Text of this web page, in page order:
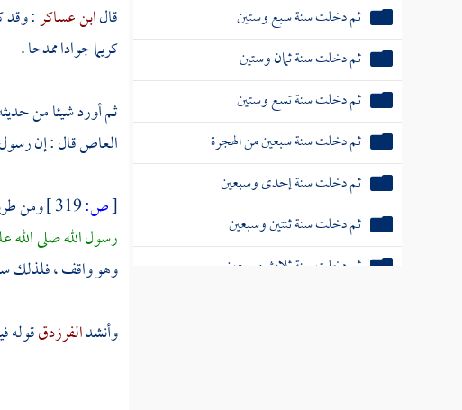
ثم دخلت سنة سبع وستين
ثم دخلت سنة ثمان وستين
ثم دخلت سنة تسع وستين
ثم دخلت سنة سبعين من الهجرة
ثم دخلت سنة إحدى وسبعين
ثم دخلت سنة ثنتين وسبعين
ثم دخلت سنة ثلاث وسبعين
قالابن عساكر: وقد
كريما جوادا ممدحا .
ثم أورد شيئا من
العاصقال : إن
[ص: ومن
رسول الله صلى الله
وهو واقف ، فلذلك
وأنشدالفرزدققوله